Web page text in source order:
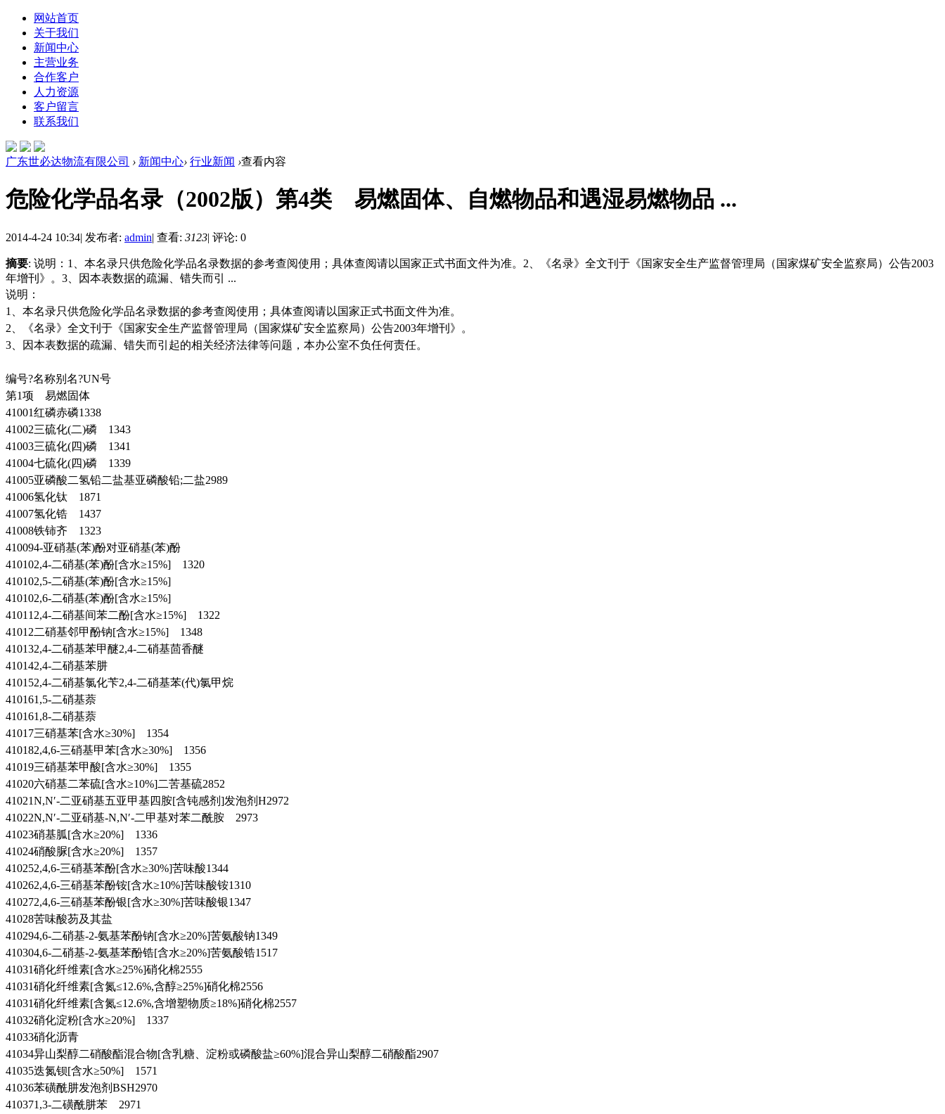
网站首页
关于我们
新闻中心
主营业务
合作客户
人力资源
客户留言
联系我们
广东世必达物流有限公司 › 新闻中心› 行业新闻 ›查看内容
危险化学品名录（2002版）第4类 易燃固体、自燃物品和遇湿易燃物品 ...
2014-4-24 10:34| 发布者: admin| 查看: 3123| 评论: 0
摘要: 说明：1、本名录只供危险化学品名录数据的参考查阅使用；具体查阅请以国家正式书面文件为准。2、《名录》全文刊于《国家安全生产监督管理局（国家煤矿安全监察局）公告2003
年增刊》。3、因本表数据的疏漏、错失而引 ...
说明：
1、本名录只供危险化学品名录数据的参考查阅使用；具体查阅请以国家正式书面文件为准。
2、《名录》全文刊于《国家安全生产监督管理局（国家煤矿安全监察局）公告2003年增刊》。
3、因本表数据的疏漏、错失而引起的相关经济法律等问题，本办公室不负任何责任。
编号?名称别名?UN号
第1项 易燃固体
41001红磷赤磷1338
41002三硫化(二)磷 1343
41003三硫化(四)磷 1341
41004七硫化(四)磷 1339
41005亚磷酸二氢铅二盐基亚磷酸铅;二盐2989
41006氢化钛 1871
41007氢化锆 1437
41008铁铈齐 1323
410094-亚硝基(苯)酚对亚硝基(苯)酚
410102,4-二硝基(苯)酚[含水≥15%] 1320
410102,5-二硝基(苯)酚[含水≥15%]
410102,6-二硝基(苯)酚[含水≥15%]
410112,4-二硝基间苯二酚[含水≥15%] 1322
41012二硝基邻甲酚钠[含水≥15%] 1348
410132,4-二硝基苯甲醚2,4-二硝基茴香醚
410142,4-二硝基苯肼
410152,4-二硝基氯化苄2,4-二硝基苯(代)氯甲烷
410161,5-二硝基萘
410161,8-二硝基萘
41017三硝基苯[含水≥30%] 1354
410182,4,6-三硝基甲苯[含水≥30%] 1356
41019三硝基苯甲酸[含水≥30%] 1355
41020六硝基二苯硫[含水≥10%]二苦基硫2852
41021N,N′-二亚硝基五亚甲基四胺[含钝感剂]发泡剂H2972
41022N,N′-二亚硝基-N,N′-二甲基对苯二酰胺 2973
41023硝基胍[含水≥20%] 1336
41024硝酸脲[含水≥20%] 1357
410252,4,6-三硝基苯酚[含水≥30%]苦味酸1344
410262,4,6-三硝基苯酚铵[含水≥10%]苦味酸铵1310
410272,4,6-三硝基苯酚银[含水≥30%]苦味酸银1347
41028苦味酸芴及其盐
410294,6-二硝基-2-氨基苯酚钠[含水≥20%]苦氨酸钠1349
410304,6-二硝基-2-氨基苯酚锆[含水≥20%]苦氨酸锆1517
41031硝化纤维素[含水≥25%]硝化棉2555
41031硝化纤维素[含氮≤12.6%,含醇≥25%]硝化棉2556
41031硝化纤维素[含氮≤12.6%,含增塑物质≥18%]硝化棉2557
41032硝化淀粉[含水≥20%] 1337
41033硝化沥青
41034异山梨醇二硝酸酯混合物[含乳糖、淀粉或磷酸盐≥60%]混合异山梨醇二硝酸酯2907
41035迭氮钡[含水≥50%] 1571
41036苯磺酰肼发泡剂BSH2970
410371,3-二磺酰肼苯 2971